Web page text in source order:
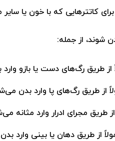
کاتترهایی که با خون یا
شوند، از جمله:
از طریق رگ‌های دست یا بازو
از طریق رگ‌های پا وارد بدن
طریق مجرای ادرار وارد مثانه
از طریق دهان یا بینی وارد